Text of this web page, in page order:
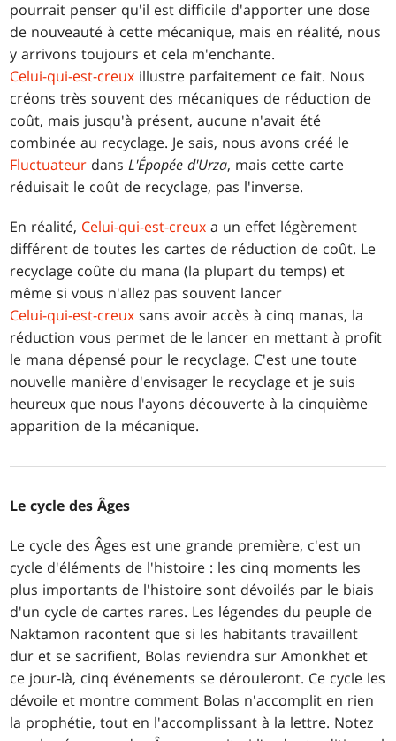
pourrait penser qu'il est difficile d'apporter une dose
de nouveauté à cette mécanique, mais en réalité, nous
y arrivons toujours et cela m'enchante.
Celui-qui-est-creux illustre parfaitement ce fait. Nous
créons très souvent des mécaniques de réduction de
coût, mais jusqu'à présent, aucune n'avait été
combinée au recyclage. Je sais, nous avons créé le
Fluctuateur dansL'Épopée d'Urza, mais cette carte
réduisait le coût de recyclage, pas l'inverse.
En réalité, Celui-qui-est-creux a un effet légèrement
différent de toutes les cartes de réduction de coût. Le
recyclage coûte du mana (la plupart du temps) et
même si vous n'allez pas souvent lancer
Celui-qui-est-creux sans avoir accès à cinq manas, la
réduction vous permet de le lancer en mettant à profit
le mana dépensé pour le recyclage. C'est une toute
nouvelle manière d'envisager le recyclage et je suis
heureux que nous l'ayons découverte à la cinquième
apparition de la mécanique.
Le cycle des Âges
Le cycle des Âges est une grande première, c'est un
cycle d'éléments de l'histoire : les cinq moments les
plus importants de l'histoire sont dévoilés par le biais
d'un cycle de cartes rares. Les légendes du peuple de
Naktamon racontent que si les habitants travaillent
dur et se sacrifient, Bolas reviendra sur Amonkhet et
ce jour-là, cinq événements se dérouleront. Ce cycle les
dévoile et montre comment Bolas n'accomplit en rien
la prophétie, tout en l'accomplissant à la lettre. Notez